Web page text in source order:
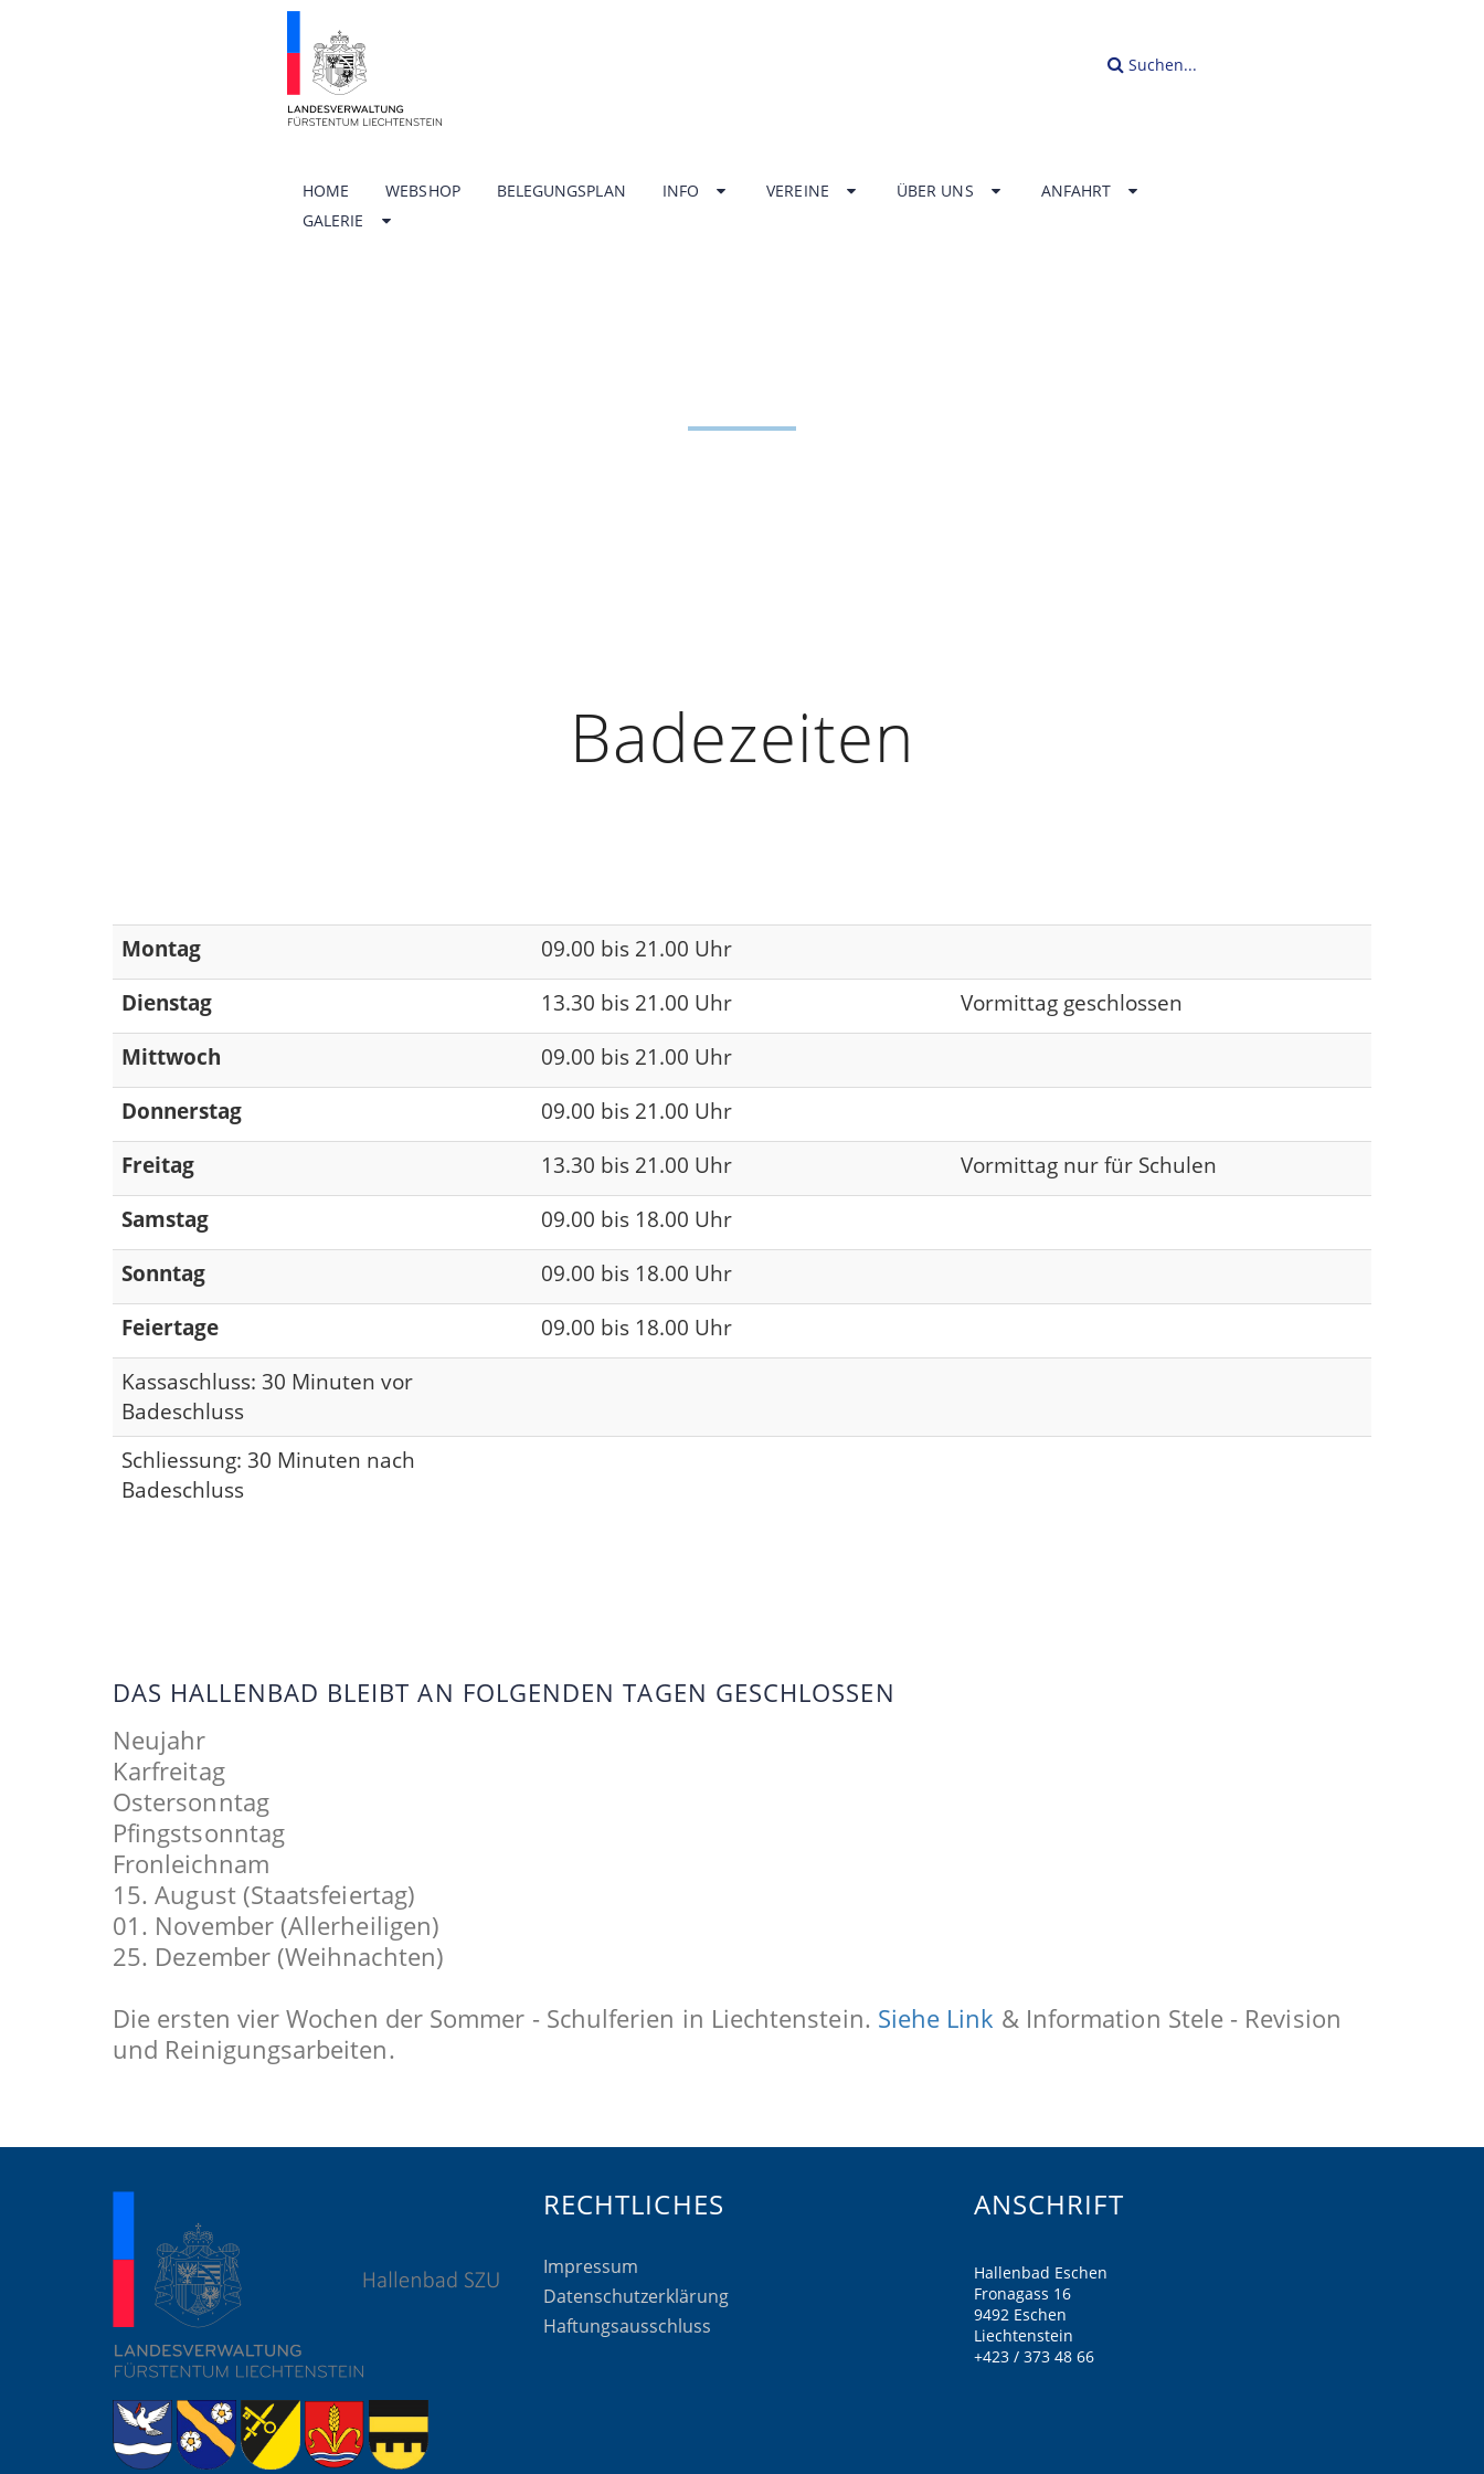
Suchen...
HOME WEBSHOP BELEGUNGSPLAN INFO VEREINE ÜBER UNS
ANFAHRT
GALERIE
Badezeiten
Montag
09.00 bis 21.00 Uhr
Dienstag
13.30 bis 21.00 Uhr
Vormittag geschlossen
Mittwoch
09.00 bis 21.00 Uhr
Donnerstag
09.00 bis 21.00 Uhr
Freitag
13.30 bis 21.00 Uhr
Vormittag nur für Schulen
Samstag
09.00 bis 18.00 Uhr
Sonntag
09.00 bis 18.00 Uhr
Feiertage
09.00 bis 18.00 Uhr
Kassaschluss: 30 Minuten vor
Badeschluss
Schliessung: 30 Minuten nach
Badeschluss
DAS HALLENBAD BLEIBT AN FOLGENDEN TAGEN GESCHLOSSEN
Neujahr
Karfreitag
Ostersonntag
Pfingstsonntag
Fronleichnam
15. August (Staatsfeiertag)
01. November (Allerheiligen)
25. Dezember (Weihnachten)
Die ersten vier Wochen der Sommer - Schulferien in Liechtenstein. Siehe Link & Information Stele - Revision
und Reinigungsarbeiten.
RECHTLICHES
Impressum
Datenschutzerklärung
Haftungsausschluss
ANSCHRIFT
Hallenbad Eschen
Fronagass 16
9492 Eschen
Liechtenstein
+423 / 373 48 66